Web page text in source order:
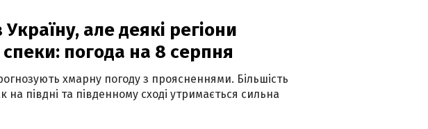
але деякі регіони
погода на 8 серпня
хмарну погоду з проясненнями. Більшість
півдні та південному сході утримається сильна